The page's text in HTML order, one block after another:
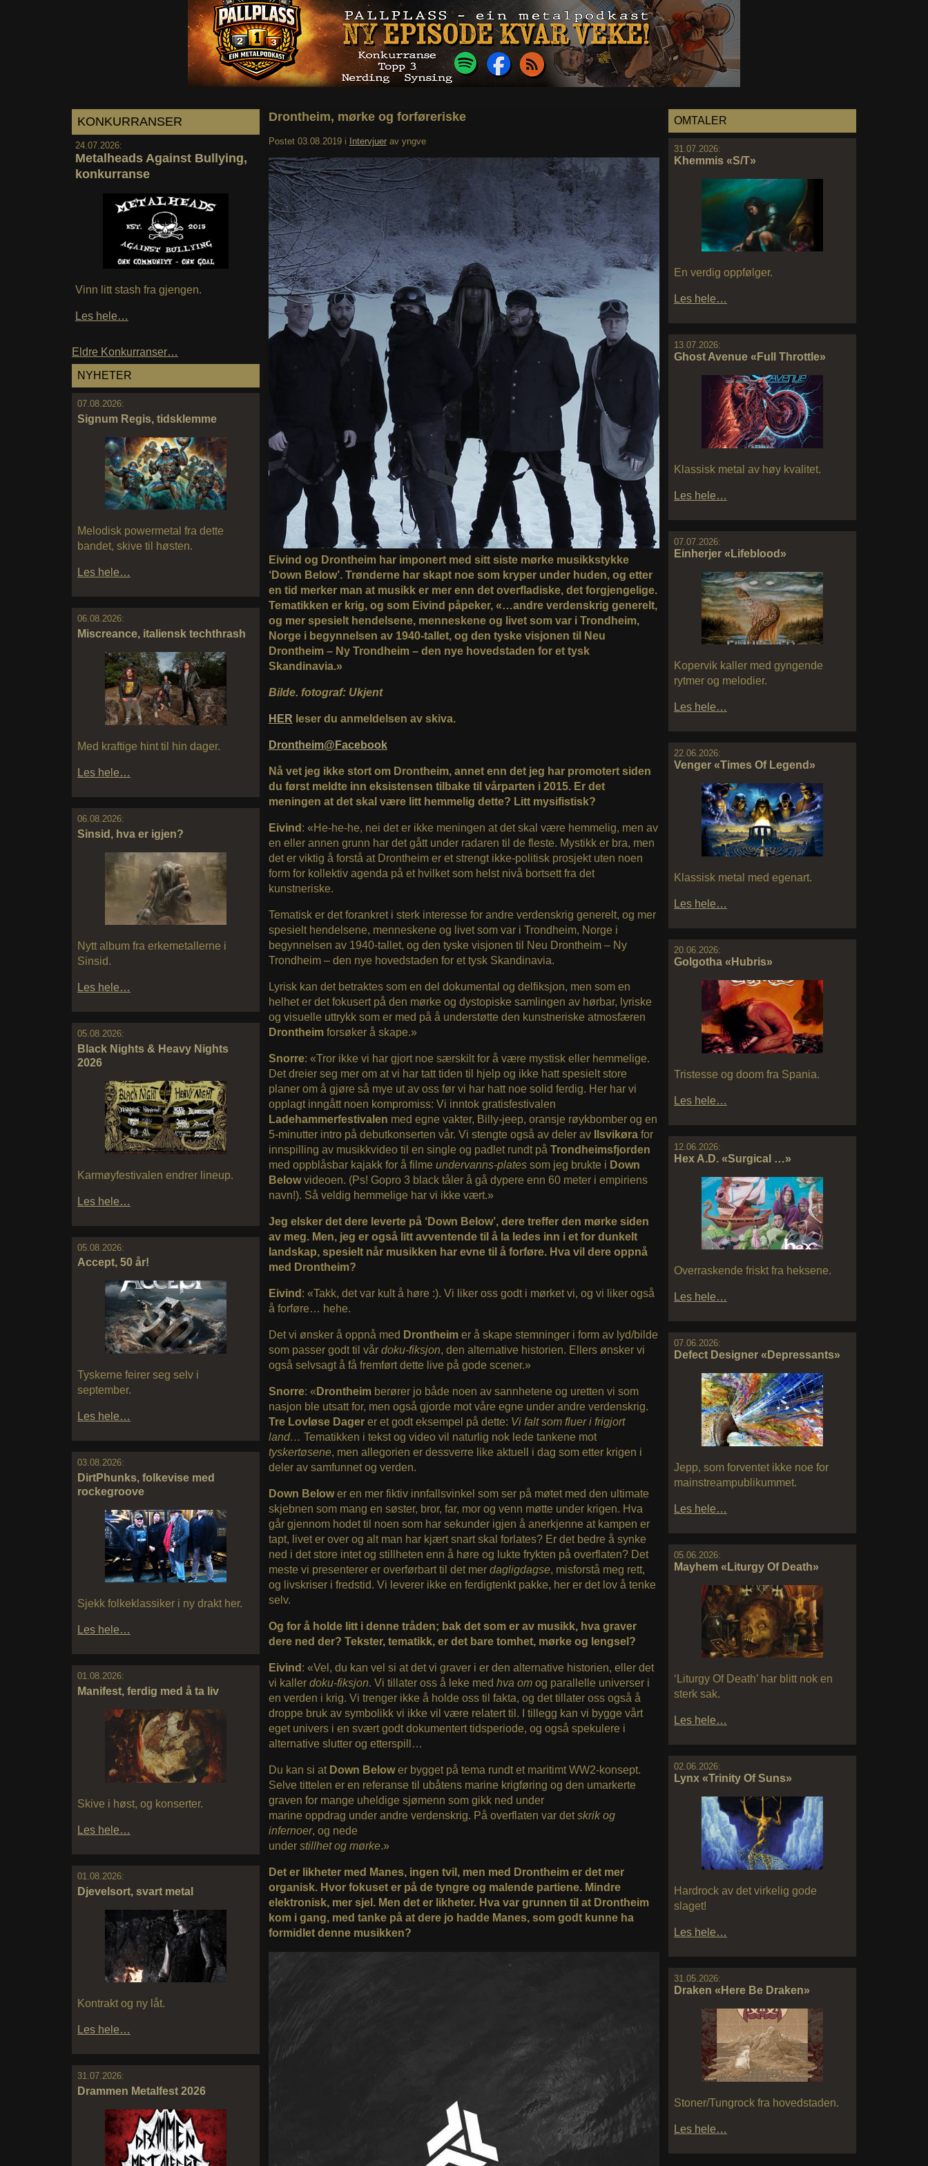
KONKURRANSER
24.07.2026:
Metalheads Against Bullying,
konkurranse
Vinn litt stash fra gjengen.
Les hele…
Eldre Konkurranser…
NYHETER
07.08.2026:
Signum Regis, tidsklemme
Melodisk powermetal fra dette
bandet, skive til høsten.
Les hele…
06.08.2026:
Miscreance, italiensk techthrash
Med kraftige hint til hin dager.
Les hele…
06.08.2026:
Sinsid, hva er igjen?
Nytt album fra erkemetallerne i
Sinsid.
Les hele…
05.08.2026:
Black Nights & Heavy Nights
2026
Karmøyfestivalen endrer lineup.
Les hele…
05.08.2026:
Accept, 50 år!
Tyskerne feirer seg selv i
september.
Les hele…
03.08.2026:
DirtPhunks, folkevise med
rockegroove
Sjekk folkeklassiker i ny drakt her.
Les hele…
01.08.2026:
Manifest, ferdig med å ta liv
Skive i høst, og konserter.
Les hele…
01.08.2026:
Djevelsort, svart metal
Kontrakt og ny låt.
Les hele…
31.07.2026:
Drammen Metalfest 2026
OMTALER
31.07.2026:
Khemmis «S/T»
En verdig oppfølger.
Les hele…
13.07.2026:
Ghost Avenue «Full Throttle»
Klassisk metal av høy kvalitet.
Les hele…
07.07.2026:
Einherjer «Lifeblood»
Kopervik kaller med gyngende
rytmer og melodier.
Les hele…
22.06.2026:
Venger «Times Of Legend»
Klassisk metal med egenart.
Les hele…
20.06.2026:
Golgotha «Hubris»
Tristesse og doom fra Spania.
Les hele…
12.06.2026:
Hex A.D. «Surgical …»
Overraskende friskt fra heksene.
Les hele…
07.06.2026:
Defect Designer «Depressants»
Jepp, som forventet ikke noe for
mainstreampublikummet.
Les hele…
05.06.2026:
Mayhem «Liturgy Of Death»
‘Liturgy Of Death’ har blitt nok en
sterk sak.
Les hele…
02.06.2026:
Lynx «Trinity Of Suns»
Hardrock av det virkelig gode
slaget!
Les hele…
31.05.2026:
Draken «Here Be Draken»
Stoner/Tungrock fra hovedstaden.
Les hele…
Drontheim, mørke og forføreriske
Postet 03.08.2019 i Intervjuer av yngve
Eivind og Drontheim har imponert med sitt siste mørke musikkstykke
‘Down Below’. Trønderne har skapt noe som kryper under huden, og etter
en tid merker man at musikk er mer enn det overfladiske, det forgjengelige.
Tematikken er krig, og som Eivind påpeker, «…andre verdenskrig generelt,
og mer spesielt hendelsene, menneskene og livet som var i Trondheim,
Norge i begynnelsen av 1940-tallet, og den tyske visjonen til Neu
Drontheim – Ny Trondheim – den nye hovedstaden for et tysk
Skandinavia.»
Bilde. fotograf: Ukjent
HER leser du anmeldelsen av skiva.
Drontheim@Facebook
Nå vet jeg ikke stort om Drontheim, annet enn det jeg har promotert siden
du først meldte inn eksistensen tilbake til vårparten i 2015. Er det
meningen at det skal være litt hemmelig dette? Litt mysifistisk?
Eivind : «He-he-he, nei det er ikke meningen at det skal være hemmelig, men av
en eller annen grunn har det gått under radaren til de fleste. Mystikk er bra, men
det er viktig å forstå at Drontheim er et strengt ikke-politisk prosjekt uten noen
form for kollektiv agenda på et hvilket som helst nivå bortsett fra det
kunstneriske.
Tematisk er det forankret i sterk interesse for andre verdenskrig generelt, og mer
spesielt hendelsene, menneskene og livet som var i Trondheim, Norge i
begynnelsen av 1940-tallet, og den tyske visjonen til Neu Drontheim – Ny
Trondheim – den nye hovedstaden for et tysk Skandinavia.
Lyrisk kan det betraktes som en del dokumental og delfiksjon, men som en
helhet er det fokusert på den mørke og dystopiske samlingen av hørbar, lyriske
og visuelle uttrykk som er med på å understøtte den kunstneriske atmosfæren
Drontheim forsøker å skape.»
Snorre: «Tror ikke vi har gjort noe særskilt for å være mystisk eller hemmelige.
Det dreier seg mer om at vi har tatt tiden til hjelp og ikke hatt spesielt store
planer om å gjøre så mye ut av oss før vi har hatt noe solid ferdig. Her har vi
opplagt inngått noen kompromiss: Vi inntok gratisfestivalen
Ladehammerfestivalen med egne vakter, Billy-jeep, oransje røykbomber og en
5-minutter intro på debutkonserten vår. Vi stengte også av deler av
Ilsvikøra for
innspilling av musikkvideo til en single og padlet rundt på Trondheimsfjorden
med oppblåsbar kajakk for å filme undervanns-plates som jeg brukte i Down
Belowvideoen. (Ps! Gopro 3 black tåler å gå dypere enn 60 meter i empiriens
navn!). Så veldig hemmelige har vi ikke vært.»
Jeg elsker det dere leverte på ‘Down Below’, dere treffer den mørke siden
av meg. Men, jeg er også litt avventende til å la ledes inn i et for dunkelt
landskap, spesielt når musikken har evne til å forføre. Hva vil dere oppnå
med Drontheim?
Eivind : «Takk, det var kult å høre :). Vi liker oss godt i mørket vi, og vi liker også
å forføre… hehe.
Det vi ønsker å oppnå med Drontheim er å skape stemninger i form av lyd/bilde
som passer godt til vår doku-fiksjon, den alternative historien. Ellers ønsker vi
også selvsagt å få fremført dette live på gode scener.»
Snorre: « Drontheim berører jo både noen av sannhetene og uretten vi som
nasjon ble utsatt for, men også gjorde mot våre egne under andre verdenskrig.
Tre Lovløse Dager er et godt eksempel på dette: Vi falt som fluer i frigjort
land… Tematikken i tekst og video vil naturlig nok lede tankene mot
tyskertøsene, men allegorien er dessverre like aktuell i dag som etter krigen i
deler av samfunnet og verden.
Down Belower en mer fiktiv innfallsvinkel som ser på møtet med den ultimate
skjebnen som mang en søster, bror, far, mor og venn møtte under krigen. Hva
går gjennom hodet til noen som har sekunder igjen å anerkjenne at kampen er
tapt, livet er over og alt man har kjært snart skal forlates? Er det bedre å synke
ned i det store intet og stillheten enn å høre og lukte frykten på overflaten? Det
meste vi presenterer er overførbart til det mer dagligdagse, misforstå meg rett,
og livskriser i fredstid. Vi leverer ikke en ferdigtenkt pakke, her er det lov å tenke
selv.
Og for å holde litt i denne tråden; bak det som er av musikk, hva graver
dere ned der? Tekster, tematikk, er det bare tomhet, mørke og lengsel?
Eivind : «Vel, du kan vel si at det vi graver i er den alternative historien, eller det
vi kaller doku-fiksjon. Vi tillater oss å leke med hva om og parallelle universer i
en verden i krig. Vi trenger ikke å holde oss til fakta, og det tillater oss også å
droppe bruk av symbolikk vi ikke vil være relatert til. I tillegg kan vi bygge vårt
eget univers i en svært godt dokumentert tidsperiode, og også spekulere i
alternative slutter og etterspill…
Du kan si atDown Belower bygget på tema rundt et maritimt WW2-konsept.
Selve tittelen er en referanse til ubåtens marine krigføring og den umarkerte
graven for mange uheldige sjømenn som gikk ned under
marine oppdrag under andre verdenskrig. På overflaten var detskrik og
infernoer, og nede
under stillhet og mørke.»
Det er likheter med Manes, ingen tvil, men med Drontheim er det mer
organisk. Hvor fokuset er på de tyngre og malende partiene. Mindre
elektronisk, mer sjel. Men det er likheter. Hva var grunnen til at Drontheim
kom i gang, med tanke på at dere jo hadde Manes, som godt kunne ha
formidlet denne musikken?